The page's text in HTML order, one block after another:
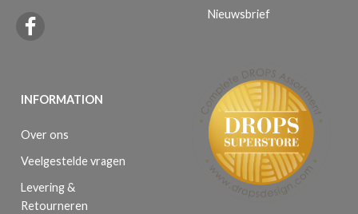
INFORMATION
Over ons
Veelgestelde vragen
Levering &
Retourneren
Nieuwsbrief